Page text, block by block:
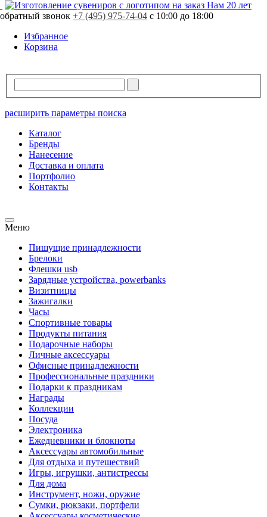
Нам 20 лет
обратный звонок +7 (495) 975-74-04 с 10:00 до 18:00
Избранное
Корзина
расширить параметры поиска
Каталог
Бренды
Нанесение
Доставка и оплата
Портфолио
Контакты
Меню
Пишущие принадлежности
Брелоки
Флешки usb
Зарядные устройства, powerbanks
Визитницы
Зажигалки
Часы
Спортивные товары
Продукты питания
Подарочные наборы
Личные аксессуары
Офисные принадлежности
Профессиональные праздники
Подарки к праздникам
Награды
Коллекции
Посуда
Электроника
Ежедневники и блокноты
Аксессуары автомобильные
Для отдыха и путешествий
Игры, игрушки, антистрессы
Для дома
Инструмент, ножи, оружие
Сумки, рюкзаки, портфели